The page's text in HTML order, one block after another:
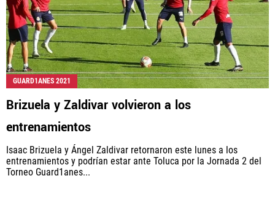
GUARD1ANES 2021
Brizuela y Zaldivar volvieron a los
entrenamientos
Isaac Brizuela y Ángel Zaldivar retornaron este lunes a los
entrenamientos y podrían estar ante Toluca por la Jornada 2 del
Torneo Guard1anes...